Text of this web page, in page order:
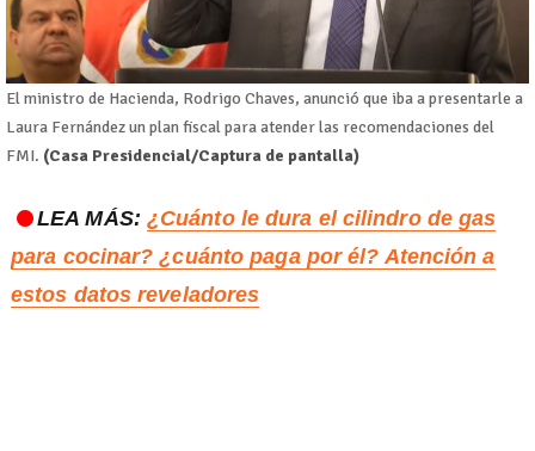
El ministro de Hacienda, Rodrigo Chaves, anunció que iba a presentarle a
Laura Fernández un plan fiscal para atender las recomendaciones del
FMI. (Casa Presidencial/Captura de pantalla)
LEA MÁS: ¿Cuánto le dura el cilindro de gas
para cocinar? ¿cuánto paga por él? Atención a
estos datos reveladores